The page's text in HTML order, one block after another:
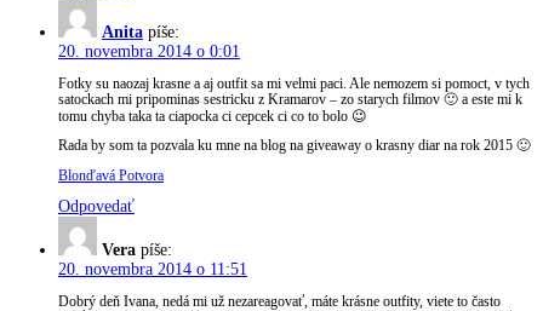
Anita píše:
20. novembra 2014 o 0:01
Fotky su naozaj krasne a aj outfit sa mi velmi paci. Ale nemozem si pomoct, v tych
satockach mi pripominas sestricku z Kramarov – zo starych filmov 🙂 a este mi k
tomu chyba taka ta ciapocka ci cepcek ci co to bolo 😉
Rada by som ta pozvala ku mne na blog na giveaway o krasny diar na rok 2015 🙂
Blonďavá Potvora
Odpovedať
Vera píše:
20. novembra 2014 o 11:51
Dobrý deň Ivana, nedá mi už nezareagovať, máte krásne outfity, viete to často